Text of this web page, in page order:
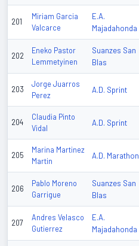
201
Miriam Garcia
Valcarce
E.A.
Majadahonda
202
Eneko Pastor
Lemmetyinen
Suanzes San
Blas
203
Jorge Juarros
Perez
A.D. Sprint
204
Claudia Pinto
Vidal
A.D. Sprint
205
Marina Martinez
Martin
A.D. Marathon
206
Pablo Moreno
Garrigue
Suanzes San
Blas
207
Andres Velasco
Gutierrez
E.A.
Majadahonda